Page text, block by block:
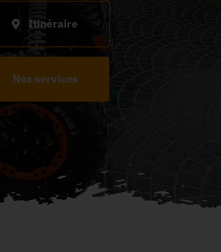
Itinéraire
Nos services